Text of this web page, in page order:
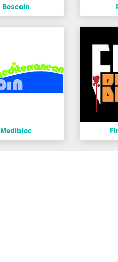
Boscoin
Medibloc